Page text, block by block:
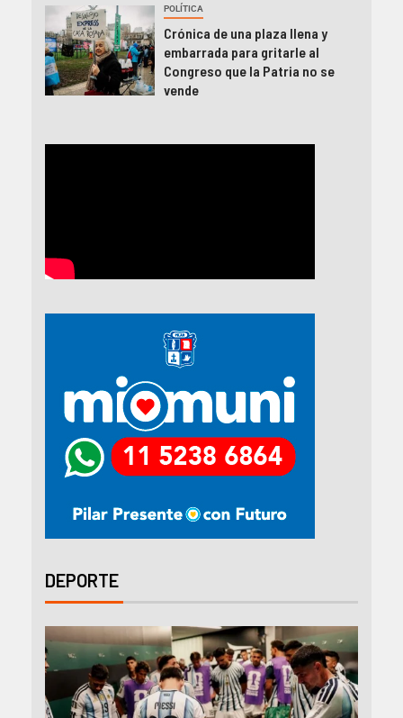
POLÍTICA
Crónica de una plaza llena y
embarrada para gritarle al
Congreso que la Patria no se
vende
DEPORTE